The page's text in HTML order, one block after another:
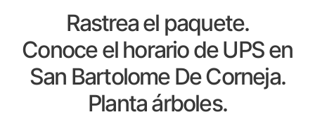
Rastrea el paquete.
Conoce el horario de UPS en
San Bartolome De Corneja.
Planta árboles.